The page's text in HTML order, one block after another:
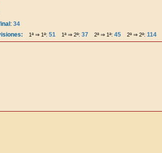
: 34
1ª ⇒ 1ª: 51 1ª ⇒ 2ª: 37 2ª ⇒ 1ª: 45 2ª ⇒ 2ª: 114